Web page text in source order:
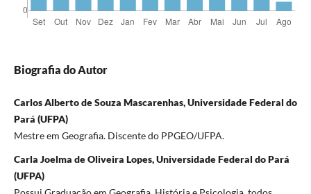
Biografia do Autor
Carlos Alberto de Souza Mascarenhas, Universidade Federal do
Pará (UFPA)
Mestre em Geografia. Discente do PPGEO/UFPA.
Carla Joelma de Oliveira Lopes, Universidade Federal do Pará
(UFPA)